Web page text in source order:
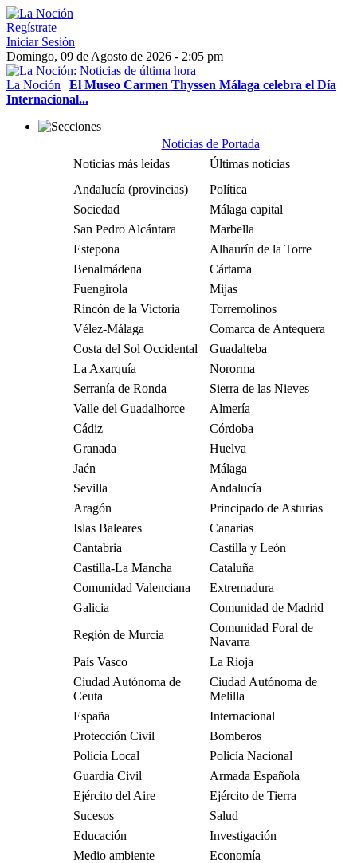
Regístrate
Iniciar Sesión
Domingo, 09 de Agosto de 2026 - 2:05 pm
La Noción | El Museo Carmen Thyssen Málaga celebra el Día
Internacional...
Noticias de Portada
Noticias más leídas
Últimas noticias
Andalucía (provincias)
Política
Sociedad
Málaga capital
San Pedro Alcántara
Marbella
Estepona
Alhaurín de la Torre
Benalmádena
Cártama
Fuengirola
Mijas
Rincón de la Victoria
Torremolinos
Vélez-Málaga
Comarca de Antequera
Costa del Sol Occidental
Guadalteba
La Axarquía
Nororma
Serranía de Ronda
Sierra de las Nieves
Valle del Guadalhorce
Almería
Cádiz
Córdoba
Granada
Huelva
Jaén
Málaga
Sevilla
Andalucía
Aragón
Principado de Asturias
Islas Baleares
Canarias
Cantabria
Castilla y León
Castilla-La Mancha
Cataluña
Comunidad Valenciana
Extremadura
Galicia
Comunidad de Madrid
Región de Murcia
Comunidad Foral de
Navarra
País Vasco
La Rioja
Ciudad Autónoma de
Ceuta
Ciudad Autónoma de
Melilla
España
Internacional
Protección Civil
Bomberos
Policía Local
Policía Nacional
Guardia Civil
Armada Española
Ejército del Aire
Ejército de Tierra
Sucesos
Salud
Educación
Investigación
Medio ambiente
Economía